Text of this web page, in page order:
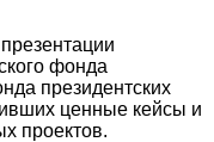
фонда
президентских
ценные кейсы и
проектов.